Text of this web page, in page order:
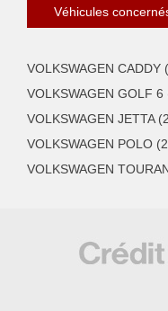
Véhicules
VOLKSWAGEN
VOLKSWAGEN GOLF
VOLKSWAGEN JETTA
VOLKSWAGEN POLO
VOLKSWAGEN